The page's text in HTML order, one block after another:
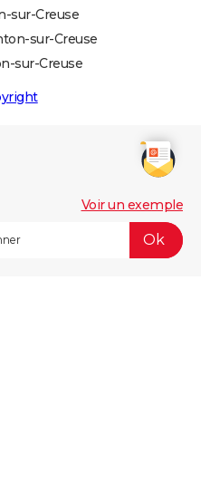
sur-Creuse
sur-Creuse
sur-Creuse
Voir un exemple